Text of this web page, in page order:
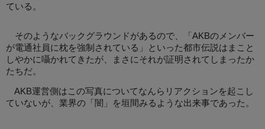
ている。
そのようなバックグラウンドがあるので、「AKBのメンバー
が電通社員に枕を強制されている」といった都市伝説はまこと
しやかに囁かれてきたが、まさにそれが証明されてしまったか
たちだ。
AKB運営側はこの写真についてなんらリアクションを起こし
ていないが、業界の「闇」を垣間みるような出来事であった。